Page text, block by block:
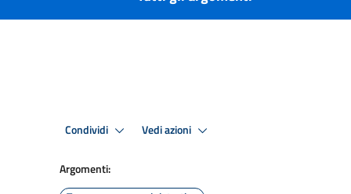
Condividi Vedi azioni
Argomenti: